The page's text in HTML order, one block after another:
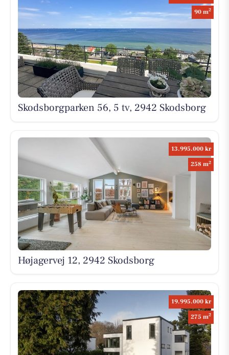
90 m2
Skodsborgparken 56, 5 tv, 2942 Skodsborg
13.995.000 kr
258 m2
Højagervej 12, 2942 Skodsborg
19.995.000 kr
275 m2